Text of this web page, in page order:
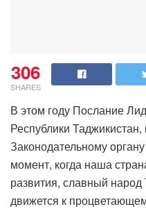
306
SHARES
В этом году Послание
Республики
Законодательному
момент, когда наша
развития, славный
движется к